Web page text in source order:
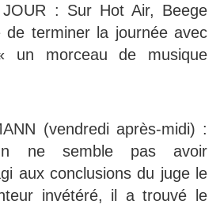
: Sur Hot Air, Beege
de terminer la journée avec
un morceau de musique
(vendredi après-midi) :
ne semble pas avoir
aux conclusions du juge le
invétéré, il a trouvé le